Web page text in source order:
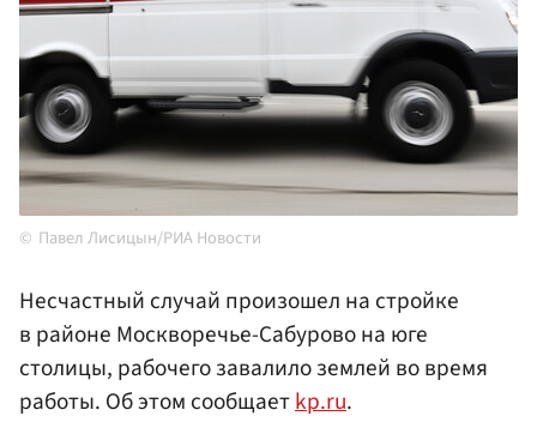
Павел Лисицын/РИА Новости
Несчастный случай произошел на стройке
в районе Москворечье-Сабурово на юге
столицы, рабочего завалило землей во время
работы. Об этом сообщаетkp.ru.